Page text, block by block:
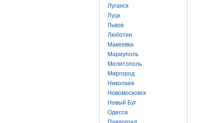
Луганск
Луцк
Львов
Люботин
Макеевка
Мариуполь
Мелитополь
Миргород
Николаев
Новомосковск
Новый Буг
Одесса